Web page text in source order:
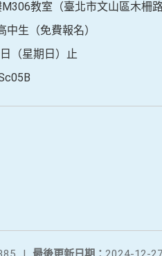
教室（臺北市文山區木柵路
生（免費報名）
（星期日）止